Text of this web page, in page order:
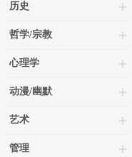
历史
哲学/宗教
心理学
动漫/幽默
艺术
管理